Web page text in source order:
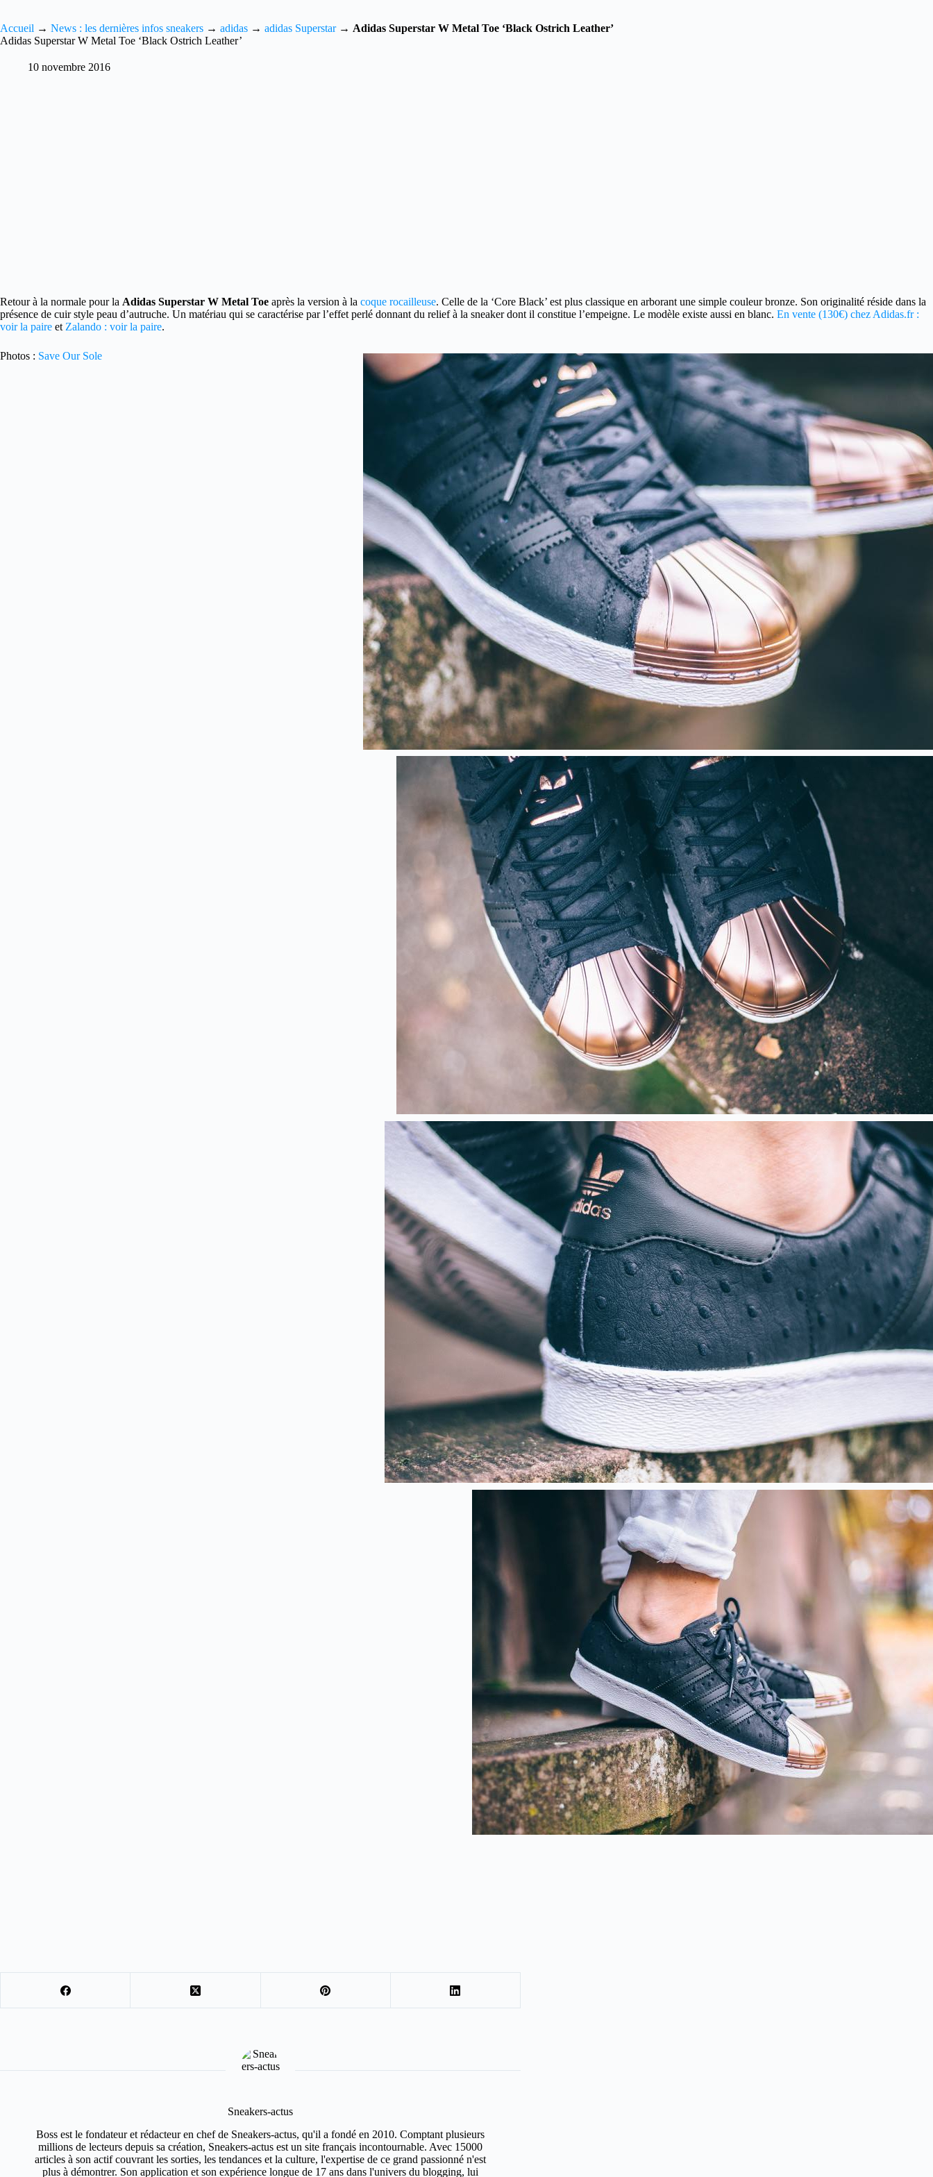
Accueil → News : les dernières infos sneakers → adidas → adidas Superstar→ Adidas Superstar W Metal Toe ‘Black Ostrich Leather’
Adidas Superstar W Metal Toe ‘Black Ostrich Leather’
10 novembre 2016
Retour à la normale pour la Adidas Superstar W Metal Toe après la version à la coque rocailleuse. Celle de la ‘Core Black’ est plus classique en arborant une simple couleur bronze. Son originalité réside dans la
présence de cuir style peau d’autruche. Un matériau qui se caractérise par l’effet perlé donnant du relief à la sneaker dont il constitue l’empeigne. Le modèle existe aussi en blanc. En vente (130€) chez Adidas.fr :
voir la paire et Zalando : voir la paire.
Photos : Save Our Sole
Sneakers-actus
Boss est le fondateur et rédacteur en chef de Sneakers-actus, qu'il a fondé en 2010. Comptant plusieurs
millions de lecteurs depuis sa création, Sneakers-actus est un site français incontournable. Avec 15000
articles à son actif couvrant les sorties, les tendances et la culture, l'expertise de ce grand passionné n'est
plus à démontrer. Son application et son expérience longue de 17 ans dans l'univers du blogging, lui